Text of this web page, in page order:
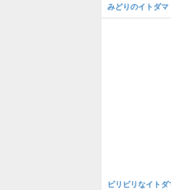
みどりのイトダマ
ビリビリなイトダ